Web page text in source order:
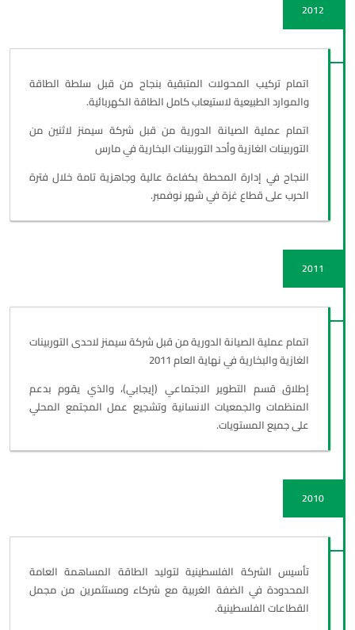
2012
اتمام تركيب المحولات المتبقية بنجاح من قبل سلطة الطاقة
والموارد الطبيعية لاستيعاب كامل الطاقة الكهربائية.
اتمام عملية الصيانة الدورية من قبل شركة سيمنز لاثنين من
التوربينات الغازية وأحد التوربينات البخارية في مارس
النجاح في إدارة المحطة بكفاءة عالية وجاهزية تامة خلال فترة
الحرب على قطاع غزة في شهر نوفمبر.
2011
اتمام عملية الصيانة الدورية من قبل شركة سيمنز لاحدى التوربينات
الغازية والبخارية في نهاية العام 2011
إطلاق قسم التطوير الاجتماعي (إيجابي)، والذي يقوم بدعم
المنظمات والجمعيات الانسانية وتشجيع عمل المجتمع المحلي
على جميع المستويات.
2010
تأسيس الشركة الفلسطينية لتوليد الطاقة المساهمة العامة
المحدودة في الضفة الغربية مع شركاء ومستثمرين من مجمل
القطاعات الفلسطينية.